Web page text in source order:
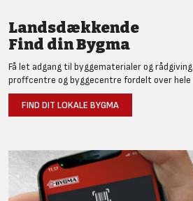
Landsdækkende
Find din Bygma
Få let adgang til byggematerialer og
proffcentre og byggecentre fordelt over hele
FIND DIT LOKALE BYGMA